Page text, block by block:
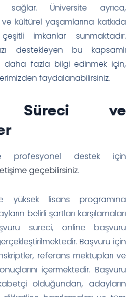
sağlar. Üniversite ayrıca,
kültürel yaşamlarına katkıda
imkanlar sunmaktadır.
destekleyen bu kapsamlı
daha fazla bilgi edinmek için,
faydalanabilirsiniz.
Süreci ve
profesyonel destek için
geçebilirsiniz.
yüksek lisans programına
belirli şartları karşılamaları
süreci, online başvuru
Başvuru için
referans mektupları ve
içermektedir. Başvuru
olduğundan, adayların